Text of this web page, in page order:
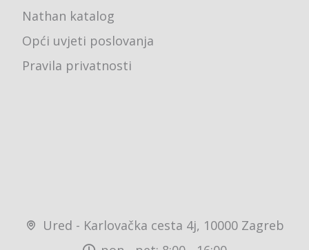
Nathan katalog
Opći uvjeti poslovanja
Pravila privatnosti
Ured - Karlovačka cesta 4j, 10000 Zagreb